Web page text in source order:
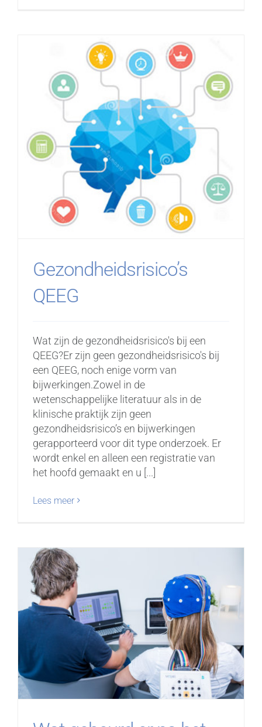
Gezondheidsrisico’s
QEEG
Wat zijn de gezondheidsrisico's bij een
QEEG?Er zijn geen gezondheidsrisico's bij
een QEEG, noch enige vorm van
bijwerkingen.Zowel in de
wetenschappelijke literatuur als in de
klinische praktijk zijn geen
gezondheidsrisico’s en bijwerkingen
gerapporteerd voor dit type onderzoek. Er
wordt enkel en alleen een registratie van
het hoofd gemaakt en u [...]
Lees meer